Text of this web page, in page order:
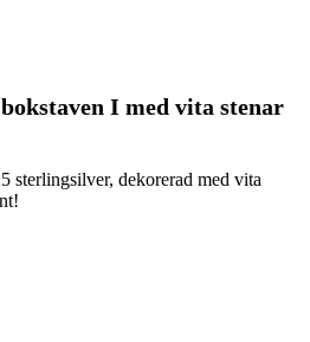
I med vita stenar
sterlingsilver, dekorerad med vita